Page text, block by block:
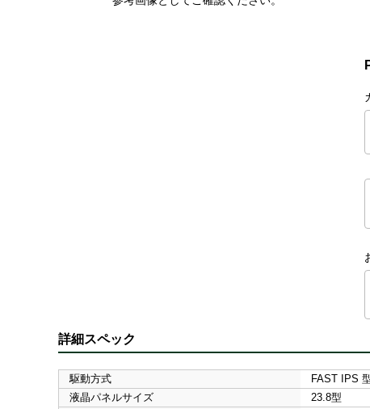
詳細スペック
駆動方式 FAST IPS
液晶パネルサイズ
23.8型